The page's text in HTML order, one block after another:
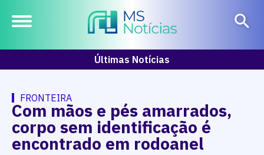
Últimas Notícias
FRONTEIRA
Com mãos e pés amarrados,
corpo sem identificação é
encontrado em rodoanel